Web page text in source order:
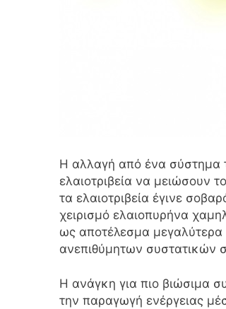
Η αλλαγή από ένα σύστημα
ελαιοτριβεία να μειώσουν
τα ελαιοτριβεία έγινε
χειρισμό ελαιοπυρήνα
ως αποτέλεσμα
ανεπιθύμητων συστατικών
Η ανάγκη για πιο βιώσιμα
την παραγωγή ενέργειας